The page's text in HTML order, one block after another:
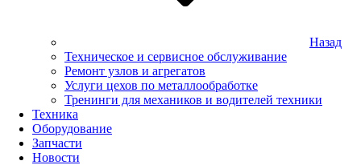
Назад
Техническое и сервисное обслуживание
Ремонт узлов и агрегатов
Услуги цехов по металлообработке
Тренинги для механиков и водителей техники
Техника
Оборудование
Запчасти
Новости